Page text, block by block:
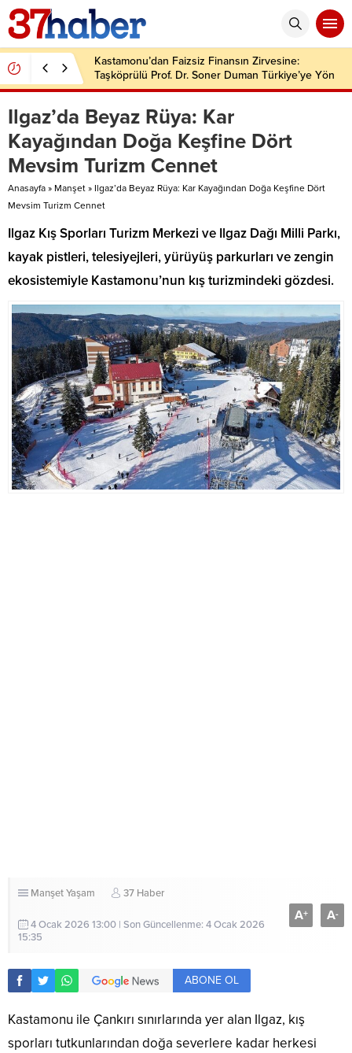
Kastamonu’dan Faizsiz Finansın Zirvesine:
Taşköprülü Prof. Dr. Soner Duman Türkiye’ye Yön
Veriyor
Ilgaz’da Beyaz Rüya: Kar
Kayağından Doğa Keşfine Dört
Mevsim Turizm Cennet
Anasayfa » Manşet » Ilgaz’da Beyaz Rüya: Kar Kayağından Doğa Keşfine Dört
Mevsim Turizm Cennet
Ilgaz Kış Sporları Turizm Merkezi ve Ilgaz Dağı Milli Parkı,
kayak pistleri, telesiyejleri, yürüyüş parkurları ve zengin
ekosistemiyle Kastamonu’nun kış turizmindeki gözdesi.
ManşetYaşam 37 Haber
4 Ocak 2026 13:00 | Son Güncellenme: 4 Ocak 2026
15:35
A+ A-
ABONE OL
Kastamonu ile Çankırı sınırlarında yer alan Ilgaz, kış
sporları tutkunlarından doğa severlere kadar herkesi